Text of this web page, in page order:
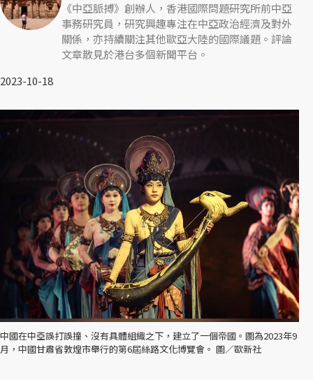
《中亞脈搏》創辦人，香港國際問題研究所前中亞
事務研究員，研究興趣專注在中亞政治經濟及對外
關係，亦持續關注其他歐亞大陸的國際議題。評論
文章散見於港台多個新聞平台。
2023-10-18
中國在中亞誤打誤撞、沒有具體組織之下，建立了一個帝國。圖為2023年9
月，中國甘肅省敦煌市舉行的第6屆絲路文化博覽會。 圖／歐新社